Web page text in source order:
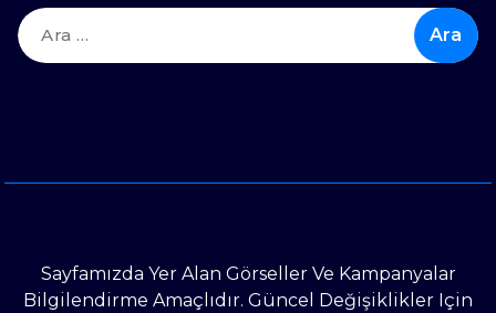
Arama:
Sayfamızda Yer Alan Görseller Ve Kampanyalar
Bilgilendirme Amaçlıdır. Güncel Değişiklikler Için